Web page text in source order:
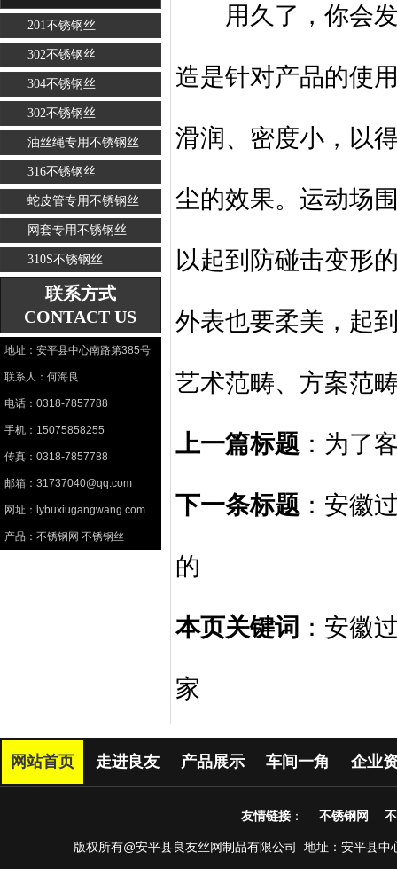
201不锈钢丝
302不锈钢丝
304不锈钢丝
302不锈钢丝
油丝绳专用不锈钢丝
316不锈钢丝
蛇皮管专用不锈钢丝
网套专用不锈钢丝
310S不锈钢丝
联系方式
CONTACT US
地址：安平县中心南路第385号
联系人：何海良
电话：0318-7857788
手机：15075858255
传真：0318-7857788
邮箱：31737040@qq.com
网址：lybuxiugangwang.com
产品：不锈钢网 不锈钢丝
用久了，你会发
造是针对产品的使
滑润、密度小，以
尘的效果。运动场
以起到防碰击变形
外表也要柔美，起
艺术范畴、方案范
上一篇标题 ： 为了
下一条标题 ： 安徽
的
本页关键词 ：安徽
家
网站首页 走进良友 产品展示 车间一角 企业
友情链接 ： 不锈钢网
版权所有@安平县良友丝网制品有限公司 地址：安平县